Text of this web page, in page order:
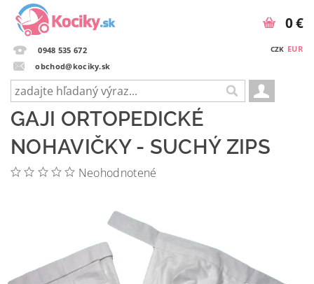
0948 535 672
obchod@kociky.sk
CZK EUR
0 €
GAJI ORTOPEDICKÉ
NOHAVIČKY - SUCHÝ ZIPS
Neohodnotené